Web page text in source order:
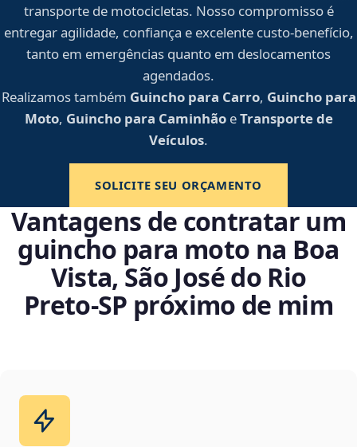
transporte de motocicletas. Nosso compromisso é
entregar agilidade, confiança e excelente custo-benefício,
tanto em emergências quanto em deslocamentos
agendados.
Realizamos também Guincho para Carro, Guincho para
Moto, Guincho para CaminhãoeTransporte de
Veículos.
SOLICITE SEU ORÇAMENTO
Vantagens de contratar um
guincho para moto na Boa
Vista, São José do Rio
Preto‑SP próximo de mim